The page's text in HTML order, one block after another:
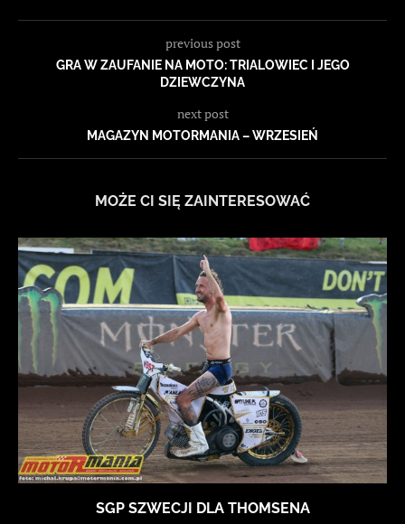
previous post
GRA W ZAUFANIE NA MOTO: TRIALOWIEC I JEGO
DZIEWCZYNA
next post
MAGAZYN MOTORMANIA – WRZESIEŃ
MOŻE CI SIĘ ZAINTERESOWAĆ
SGP SZWECJI DLA THOMSENA